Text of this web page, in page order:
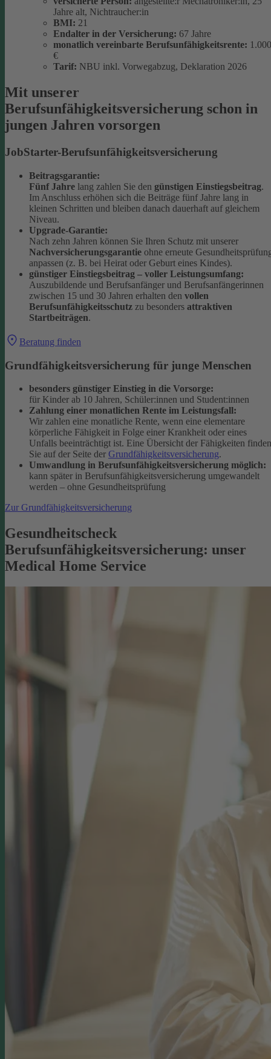
Jahre alt, Nichtraucher:in
BMI: 21
Endalter in der Versicherung: 67 Jahre
monatlich vereinbarte Berufsunfähigkeitsrente: 1.000
€
Tarif: NBU inkl. Vorwegabzug, Deklaration 2026
Mit unserer
Berufsunfähigkeitsversicherung schon in
jungen Jahren vorsorgen
JobStarter-Berufsunfähigkeitsversicherung
Beitragsgarantie:
Fünf Jahre lang zahlen Sie den günstigen Einstiegsbeitrag.
Im Anschluss erhöhen sich die Beiträge fünf Jahre lang in
kleinen Schritten und bleiben danach dauerhaft auf gleichem
Niveau.
Upgrade-Garantie:
Nach zehn Jahren können Sie Ihren Schutz mit unserer
Nachversicherungsgarantie ohne erneute
anpassen (z. B. bei Heirat oder Geburt eines Kindes).
günstiger Einstiegsbeitrag – voller Leistungsumfang:
Auszubildende und Berufsanfänger und Berufsanfängerinnen
zwischen 15 und 30 Jahren erhalten den vollen
Berufsunfähigkeitsschutz zu besonders attraktiven
Startbeiträgen.
Beratung finden
Grundfähigkeitsversicherung für junge Menschen
besonders günstiger Einstieg in die Vorsorge:
für Kinder ab 10 Jahren, Schüler:innen und Student:innen
Zahlung einer monatlichen Rente im Leistungsfall:
Wir zahlen eine monatliche Rente, wenn eine elementare
körperliche Fähigkeit in Folge einer Krankheit oder eines
Unfalls beeinträchtigt ist. Eine Übersicht der Fähigkeiten finden
Sie auf der Seite der Grundfähigkeitsversicherung.
Umwandlung in Berufsunfähigkeitsversicherung möglich:
kann später in Berufsunfähigkeitsversicherung umgewandelt
werden – ohne Gesundheitsprüfung
Zur Grundfähigkeitsversicherung
Gesundheitscheck
Berufsunfähigkeitsversicherung: unser
Medical Home Service